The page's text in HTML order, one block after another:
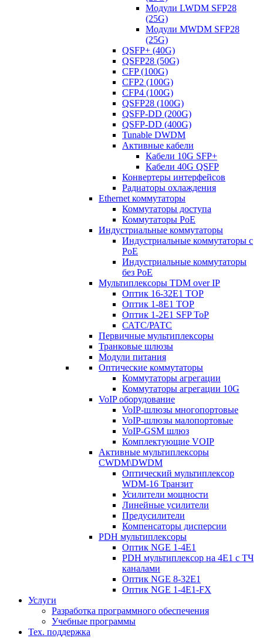
Модули LWDM SFP28
(25G)
Модули MWDM SFP28
(25G)
QSFP+ (40G)
QSFP28 (50G)
CFP (100G)
CFP2 (100G)
CFP4 (100G)
QSFP28 (100G)
QSFP-DD (200G)
QSFP-DD (400G)
Tunable DWDM
Активные кабели
Кабели 10G SFP+
Кабели 40G QSFP
Конвертеры интерфейсов
Радиаторы охлаждения
Ethernet коммутаторы
Коммутаторы доступа
Коммутаторы PoE
Индустриальные коммутаторы
Индустриальные коммутаторы с
PoE
Индустриальные коммутаторы
без PoE
Мультиплексоры TDM over IP
Оптик 16-32E1 TOP
Оптик 1-8E1 TOP
Оптик 1-2E1 SFP ToP
САТС/РАТС
Первичные мультиплексоры
Транковые шлюзы
Модули питания
Оптические коммутаторы
Коммутаторы агрегации
Коммутаторы агрегации 10G
VoIP оборудование
VoIP-шлюзы многопортовые
VoIP-шлюзы малопортовые
VoIP-GSM шлюз
Комплектующие VOIP
Активные мультиплексоры
CWDM\DWDM
Оптический мультиплексор
WDM-16 Транзит
Усилители мощности
Линейные усилители
Предусилители
Компенсаторы дисперсии
PDH мультиплексоры
Оптик NGE 1-4E1
PDH мультиплексор на 4Е1 с ТЧ
каналами
Оптик NGE 8-32E1
Оптик NGE 1-4E1-FX
Услуги
Разработка программного обеспечения
Учебные программы
Тех. поддержка